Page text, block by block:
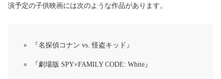
演予定の子供映画には次のような作品があります。
『名探偵コナン vs. 怪盗キッド』
『劇場版 SPY×FAMILY CODE: White』